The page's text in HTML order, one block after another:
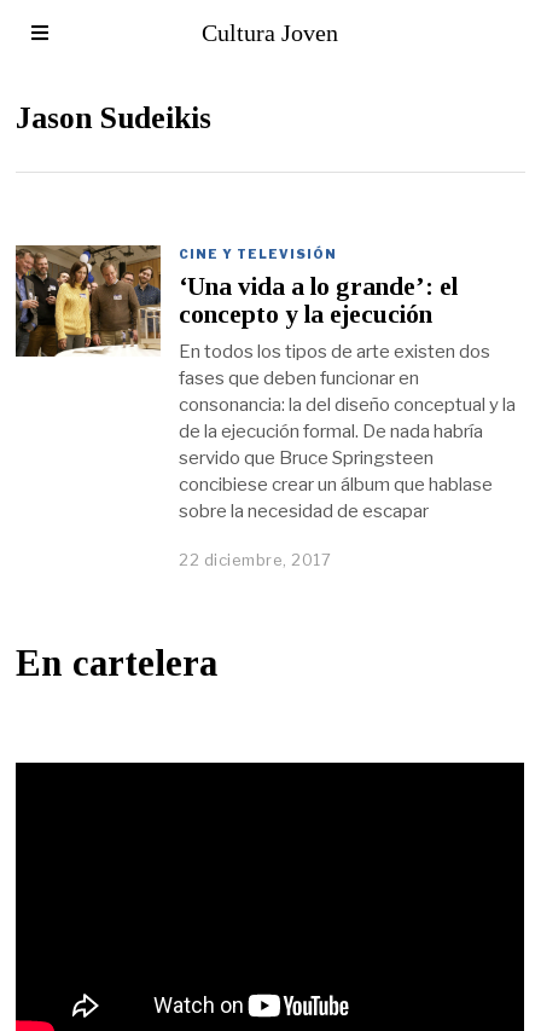
Cultura Joven
Jason Sudeikis
CINE Y TELEVISIÓN
‘Una vida a lo grande’: el
concepto y la ejecución
En todos los tipos de arte existen dos
fases que deben funcionar en
consonancia: la del diseño conceptual y la
de la ejecución formal. De nada habría
servido que Bruce Springsteen
concibiese crear un álbum que hablase
sobre la necesidad de escapar
22 diciembre, 2017
En cartelera